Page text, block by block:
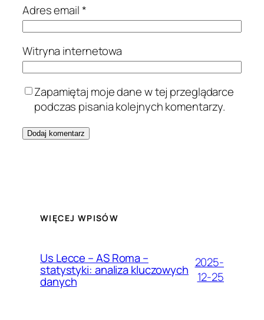
Adres email*
Witryna internetowa
Zapamiętaj moje dane w tej przeglądarce
podczas pisania kolejnych komentarzy.
WIĘCEJ WPISÓW
Us Lecce – AS Roma –
statystyki: analiza kluczowych
danych
2025-
12-25